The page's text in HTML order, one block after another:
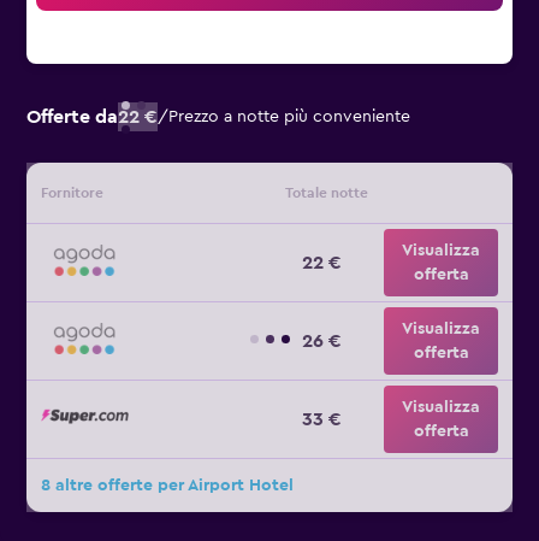
Offerte da22 €/ Prezzo a notte più conveniente
Fornitore Totale notte
22 €
Visualizza
offerta
26 €
Visualizza
offerta
33 €
Visualizza
offerta
8 altre offerte per Airport Hotel